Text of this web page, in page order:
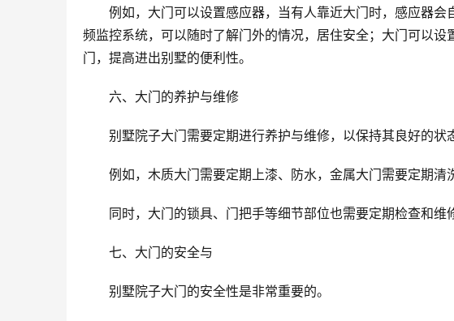
例如，大门可以设置感应器，当有人靠近大门时，感应器
频监控系统，可以随时了解门外的情况，居住安全；大门可以
门，提高进出别墅的便利性。
六、大门的养护与维修
别墅院子大门需要定期进行养护与维修，以保持其良好的状
例如，木质大门需要定期上漆、防水，金属大门需要定期清
同时，大门的锁具、门把手等细节部位也需要定期检查和维
七、大门的安全与
别墅院子大门的安全性是非常重要的。